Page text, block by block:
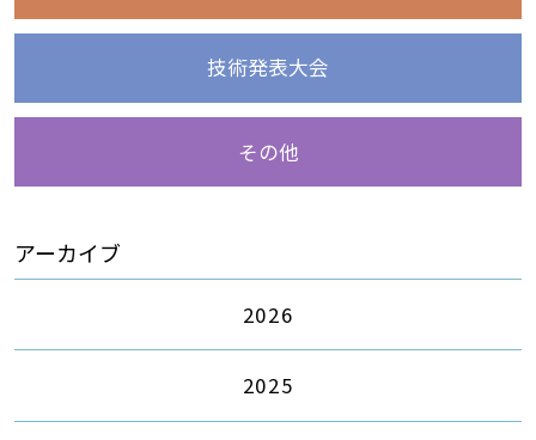
技術発表大会
その他
アーカイブ
2026
2025